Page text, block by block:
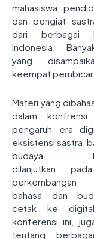
mahasiswa,
dan pengiat
dari berbagai
Indonesia.
yang
keempat
Materi yang
dalam
pengaruh era
eksistensi sastra,
budaya.
dilanjutkan
bahasa dan
cetak ke
konferensi ini,
tentang